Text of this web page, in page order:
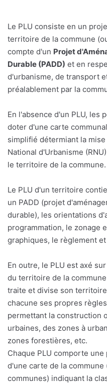
Le PLU consiste en un
territoire de la commune
compte d'un Projet
Durable (PADD) et en
d'urbanisme, de transport
préalablement par la
En l'absence d'un PLU, les
doter d'une carte
simplifié détermiant la
National d'Urbanisme
le territoire de la commune.
Le PLU d'un territoire
un PADD (projet
durable), les orientations
programmation, le zonage
graphiques, le règlement
En outre, le PLU est axé
du territoire de la
traite et divise son
chacune ses propres
permettant la construction
urbaines, des zones à
zones forestières, etc.
Chaque PLU comporte
d'une carte de la
communes) indiquant la